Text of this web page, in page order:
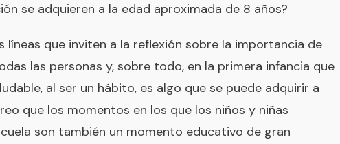
se adquieren a la edad aproximada de 8 años?
que inviten a la reflexión sobre la importancia de
las personas y, sobre todo, en la primera infancia que
al ser un hábito, es algo que se puede adquirir a
que los momentos en los que los niños y niñas
son también un momento educativo de gran